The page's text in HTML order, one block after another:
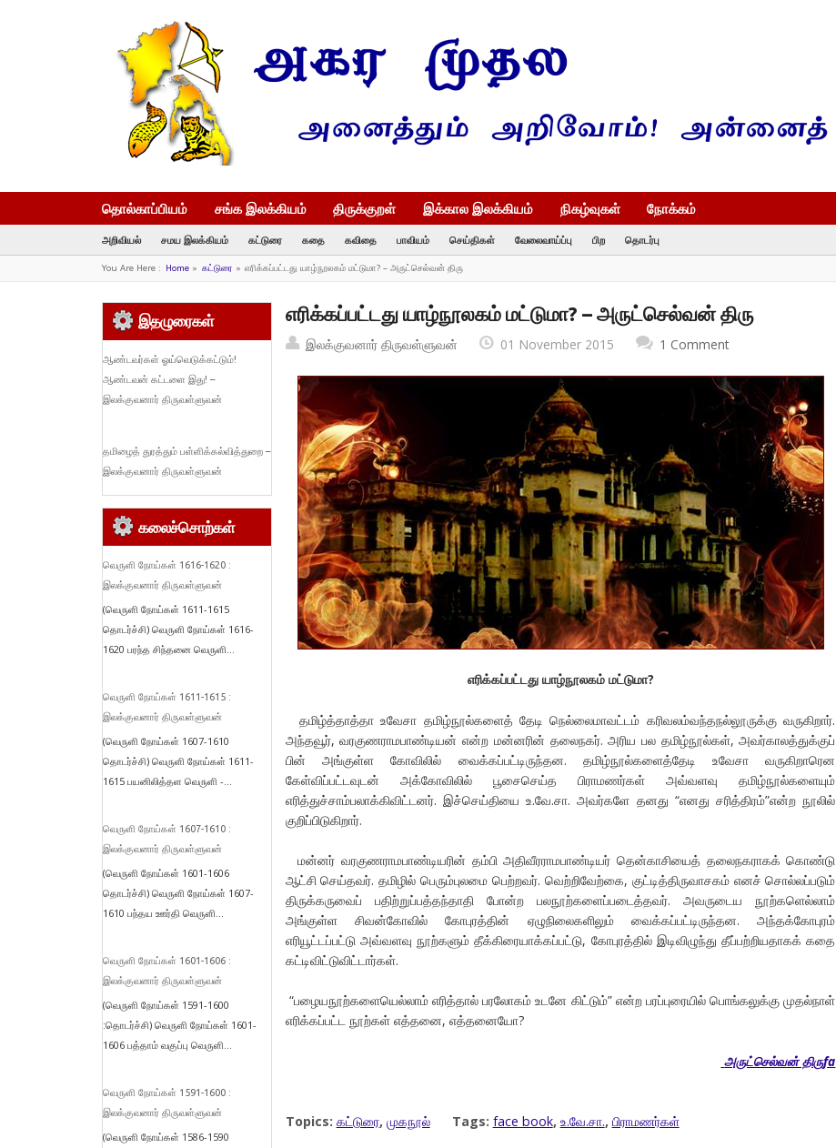
தொல்காப்பியம் சங்க இலக்கியம் திருக்குறள் இக்கால இலக்கியம் நிகழ்வுகள் நோக்கம்
அறிவியல் சமய இலக்கியம் கட்டுரை கதை கவிதை பாவியம் செய்திகள் வேலைவாய்ப்பு பிற தொடர்பு
You Are Here : Home» கட்டுரை » எரிக்கப்பட்டது யாழ்நூலகம் மட்டுமா? – அருட்செல்வன் திரு
எரிக்கப்பட்டது யாழ்நூலகம் மட்டுமா? – அருட்செல்வன் திரு
இலக்குவனார் திருவள்ளுவன் 01 November 2015 1 Comment
எரிக்கப்பட்டது யாழ்நூலகம் மட்டுமா?
தமிழ்த்தாத்தா உவேசா தமிழ்நூல்களைத் தேடி நெல்லைமாவட்டம் கரிவலம்வந்தநல்லூருக்கு வருகிறார்.
அந்தவூர், வரகுணராமபாண்டியன் என்ற மன்னரின் தலைநகர். அரிய பல தமிழ்நூல்கள், அவர்காலத்துக்குப்
பின் அங்குள்ள கோவிலில் வைக்கப்பட்டிருந்தன. தமிழ்நூல்களைத்தேடி உவேசா வருகிறாரென
கேள்விப்பட்டவுடன் அக்கோவிலில் பூசைசெய்த பிராமணர்கள் அவ்வளவு தமிழ்நூல்களையும்
எரித்துச்சாம்பலாக்கிவிட்டனர். இச்செய்தியை உ.வே.சா. அவர்களே தனது “எனது சரித்திரம்”என்ற நூலில்
குறிப்பிடுகிறார்.
மன்னர் வரகுணராமபாண்டியரின் தம்பி அதிவீரராமபாண்டியர் தென்காசியைத் தலைநகராகக் கொண்டு
ஆட்சி செய்தவர். தமிழில் பெரும்புலமை பெற்றவர். வெற்றிவேற்கை, குட்டித்திருவாசகம் எனச் சொல்லப்படும்
திருக்கருவைப் பதிற்றுப்பத்தந்தாதி போன்ற பலநூற்களைப்படைத்தவர். அவருடைய நூற்களெல்லாம்
அங்குள்ள சிவன்கோவில் கோபுரத்தின் ஏழுநிலைகளிலும் வைக்கப்பட்டிருந்தன. அந்தக்கோபுரம்
எரியூட்டப்பட்டு அவ்வளவு நூற்களும் தீக்கிரையாக்கப்பட்டு, கோபுரத்தில் இடிவிழுந்து தீப்பற்றியதாகக் கதை
கட்டிவிட்டுவிட்டார்கள்.
“பழையநூற்களையெல்லாம் எரித்தால் பரலோகம் உடனே கிட்டும்” என்ற பரப்புரையில் பொங்கலுக்கு முதல்நாள்
எரிக்கப்பட்ட நூற்கள் எத்தனை, எத்தனையோ?
அருட்செல்வன் திருfa
Topics: கட்டுரை, முகநூல் Tags: face book, உ.வே.சா., பிராமணர்கள்
இதழுரைகள்
ஆண்டவர்கள் ஓய்வெடுக்கட்டும்!
ஆண்டவன் கட்டளை இது! –
இலக்குவனார் திருவள்ளுவன்
தமிழைத் துரத்தும் பள்ளிக்கல்வித்துறை –
இலக்குவனார் திருவள்ளுவன்
கலைச்சொற்கள்
வெருளி நோய்கள் 1616-1620 :
இலக்குவனார் திருவள்ளுவன்
(வெருளி நோய்கள் 1611-1615
தொடர்ச்சி) வெருளி நோய்கள் 1616-
1620 பரந்த சிந்தனை வெருளி...
வெருளி நோய்கள் 1611-1615 :
இலக்குவனார் திருவள்ளுவன்
(வெருளி நோய்கள் 1607-1610
தொடர்ச்சி) வெருளி நோய்கள் 1611-
1615 பயனிலித்தள வெருளி -...
வெருளி நோய்கள் 1607-1610 :
இலக்குவனார் திருவள்ளுவன்
(வெருளி நோய்கள் 1601-1606
தொடர்ச்சி) வெருளி நோய்கள் 1607-
1610 பந்தய ஊர்தி வெருளி...
வெருளி நோய்கள் 1601-1606 :
இலக்குவனார் திருவள்ளுவன்
(வெருளி நோய்கள் 1591-1600
:தொடர்ச்சி) வெருளி நோய்கள் 1601-
1606 பத்தாம் வகுப்பு வெருளி...
வெருளி நோய்கள் 1591-1600 :
இலக்குவனார் திருவள்ளுவன்
(வெருளி நோய்கள் 1586-1590